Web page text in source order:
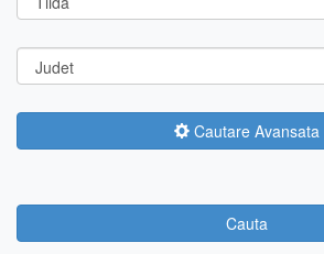
Cautare Avansata
Cauta